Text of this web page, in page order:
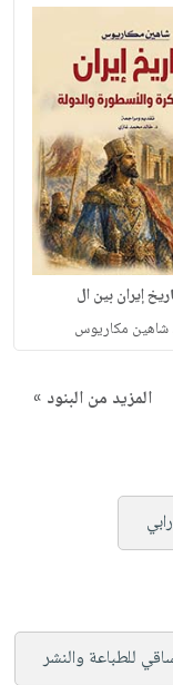
إيران بين ال
شاهين مكاريوس
المزيد من البنود »
للطباعة والنشر